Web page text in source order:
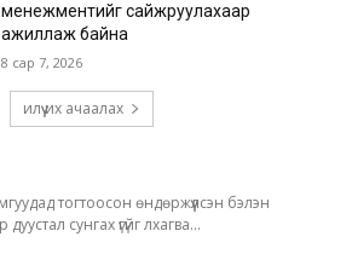
менежментийг сайжруулахаар
ажиллаж байна
8 сар 7, 2026
илүү их ачаалах